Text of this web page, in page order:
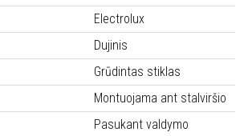
Electrolux
Dujinis
Grūdintas stiklas
Montuojama ant stalviršio
Pasukant valdymo